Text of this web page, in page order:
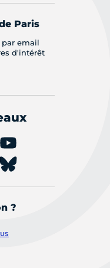
Paris
par email
d'intérêt
?